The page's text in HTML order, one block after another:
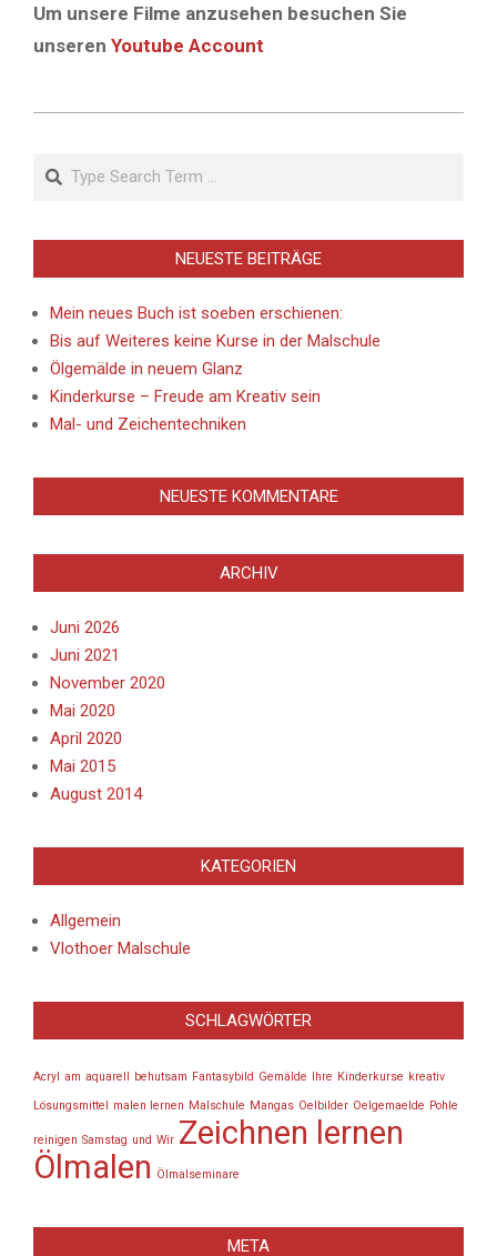
Um unsere Filme anzusehen besuchen Sie
unseren Youtube Account
Search
NEUESTE BEITRÄGE
Mein neues Buch ist soeben erschienen:
Bis auf Weiteres keine Kurse in der Malschule
Ölgemälde in neuem Glanz
Kinderkurse – Freude am Kreativ sein
Mal- und Zeichentechniken
NEUESTE KOMMENTARE
ARCHIV
Juni 2026
Juni 2021
November 2020
Mai 2020
April 2020
Mai 2015
August 2014
KATEGORIEN
Allgemein
Vlothoer Malschule
SCHLAGWÖRTER
Acryl am aquarell behutsam Fantasybild Gemälde Ihre Kinderkurse kreativ
Lösungsmittel malen lernen Malschule Mangas Oelbilder Oelgemaelde Pohle
reinigen Samstag und Wir Zeichnen lernen
Ölmalen Ölmalseminare
META